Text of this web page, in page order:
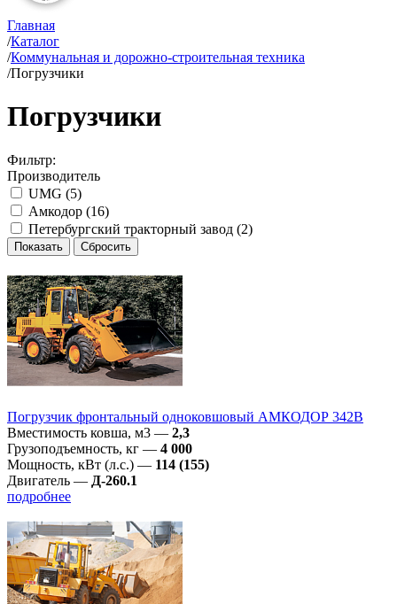
Главная
/Каталог
/Коммунальная и дорожно-строительная техника
/Погрузчики
Погрузчики
Фильтр:
Производитель
UMG (5)
Амкодор (16)
Петербургский тракторный завод (2)
Погрузчик фронтальный одноковшовый АМКОДОР 342В
Вместимость ковша, м3 — 2,3
Грузоподъемность, кг — 4 000
Мощность, кВт (л.с.) — 114 (155)
Двигатель — Д-260.1
подробнее